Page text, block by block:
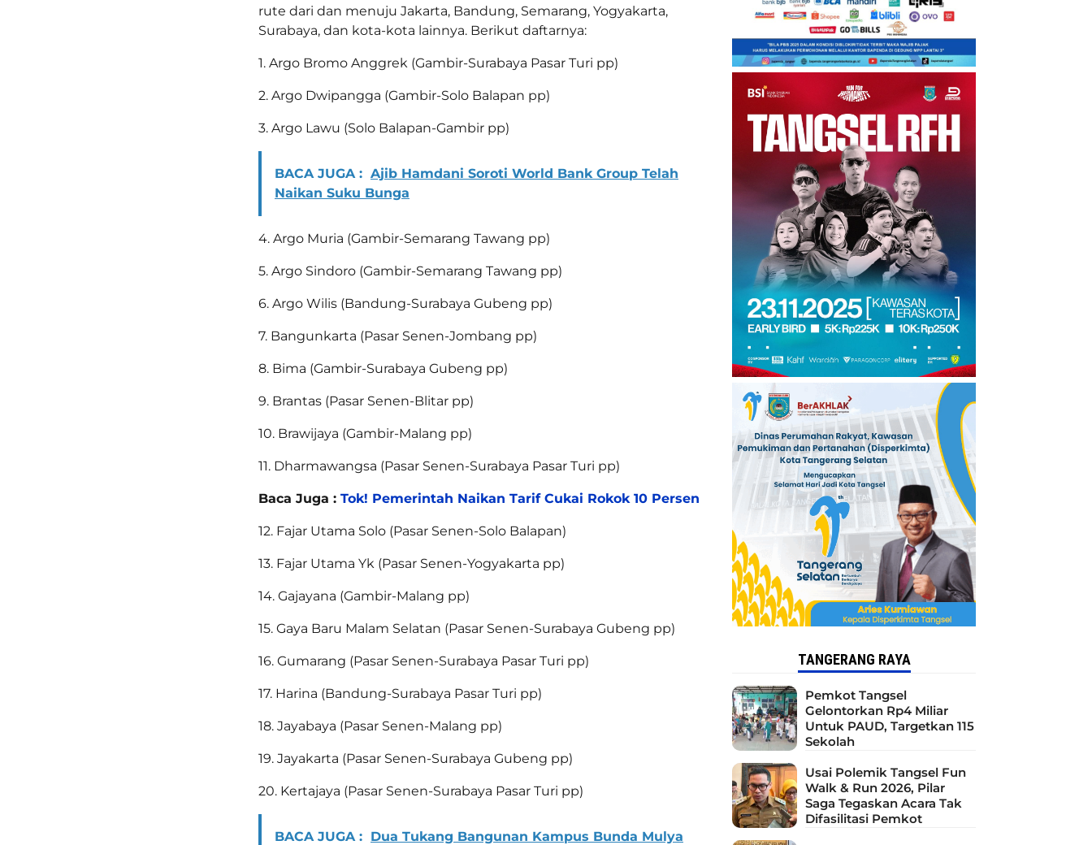
rute dari dan menuju Jakarta, Bandung, Semarang, Yogyakarta,
Surabaya, dan kota-kota lainnya. Berikut daftarnya:
1. Argo Bromo Anggrek (Gambir-Surabaya Pasar Turi pp)
2. Argo Dwipangga (Gambir-Solo Balapan pp)
3. Argo Lawu (Solo Balapan-Gambir pp)
BACA JUGA : Ajib Hamdani Soroti World Bank Group Telah
Naikan Suku Bunga
4. Argo Muria (Gambir-Semarang Tawang pp)
5. Argo Sindoro (Gambir-Semarang Tawang pp)
6. Argo Wilis (Bandung-Surabaya Gubeng pp)
7. Bangunkarta (Pasar Senen-Jombang pp)
8. Bima (Gambir-Surabaya Gubeng pp)
9. Brantas (Pasar Senen-Blitar pp)
10. Brawijaya (Gambir-Malang pp)
11. Dharmawangsa (Pasar Senen-Surabaya Pasar Turi pp)
Baca Juga : Tok! Pemerintah Naikan Tarif Cukai Rokok 10 Persen
12. Fajar Utama Solo (Pasar Senen-Solo Balapan)
13. Fajar Utama Yk (Pasar Senen-Yogyakarta pp)
14. Gajayana (Gambir-Malang pp)
15. Gaya Baru Malam Selatan (Pasar Senen-Surabaya Gubeng pp)
16. Gumarang (Pasar Senen-Surabaya Pasar Turi pp)
17. Harina (Bandung-Surabaya Pasar Turi pp)
18. Jayabaya (Pasar Senen-Malang pp)
19. Jayakarta (Pasar Senen-Surabaya Gubeng pp)
20. Kertajaya (Pasar Senen-Surabaya Pasar Turi pp)
BACA JUGA : Dua Tukang Bangunan Kampus Bunda Mulya
TANGERANG RAYA
Pemkot Tangsel
Gelontorkan Rp4 Miliar
Untuk PAUD, Targetkan 115
Sekolah
Usai Polemik Tangsel Fun
Walk & Run 2026, Pilar
Saga Tegaskan Acara Tak
Difasilitasi Pemkot